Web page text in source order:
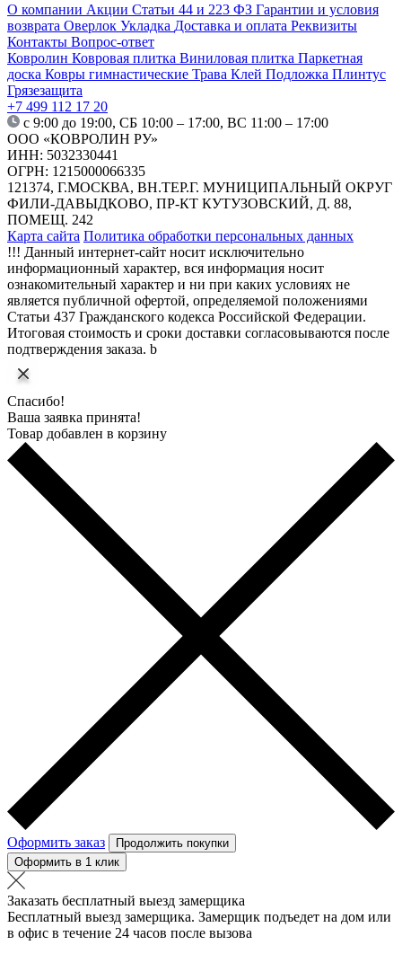
О компании Акции Статьи 44 и 223 ФЗ Гарантии и условия
возврата Оверлок Укладка Доставка и оплата Реквизиты
Контакты Вопрос-ответ
Ковролин Ковровая плитка Виниловая плитка Паркетная
доска Ковры гимнастические Трава Клей Подложка Плинтус
Грязезащита
+7 499 112 17 20
с 9:00 до 19:00, СБ 10:00 – 17:00, ВС 11:00 – 17:00
ООО «КОВРОЛИН РУ»
ИНН: 5032330441
ОГРН: 1215000066335
121374, Г.МОСКВА, ВН.ТЕР.Г. МУНИЦИПАЛЬНЫЙ ОКРУГ
ФИЛИ-ДАВЫДКОВО, ПР-КТ КУТУЗОВСКИЙ, Д. 88,
ПОМЕЩ. 242
Карта сайта Политика обработки персональных данных
!!! Данный интернет-сайт носит исключительно
информационный характер, вся информация носит
ознакомительный характер и ни при каких условиях не
является публичной офертой, определяемой положениями
Статьи 437 Гражданского кодекса Российской Федерации.
Итоговая стоимость и сроки доставки согласовываются после
подтверждения заказа. b
Спасибо!
Ваша заявка принята!
Товар добавлен в корзину
Оформить заказ
Продолжить покупки
Оформить в 1 клик
Заказать бесплатный выезд замерщика
Бесплатный выезд замерщика. Замерщик подъедет на дом или
в офис в течение 24 часов после вызова